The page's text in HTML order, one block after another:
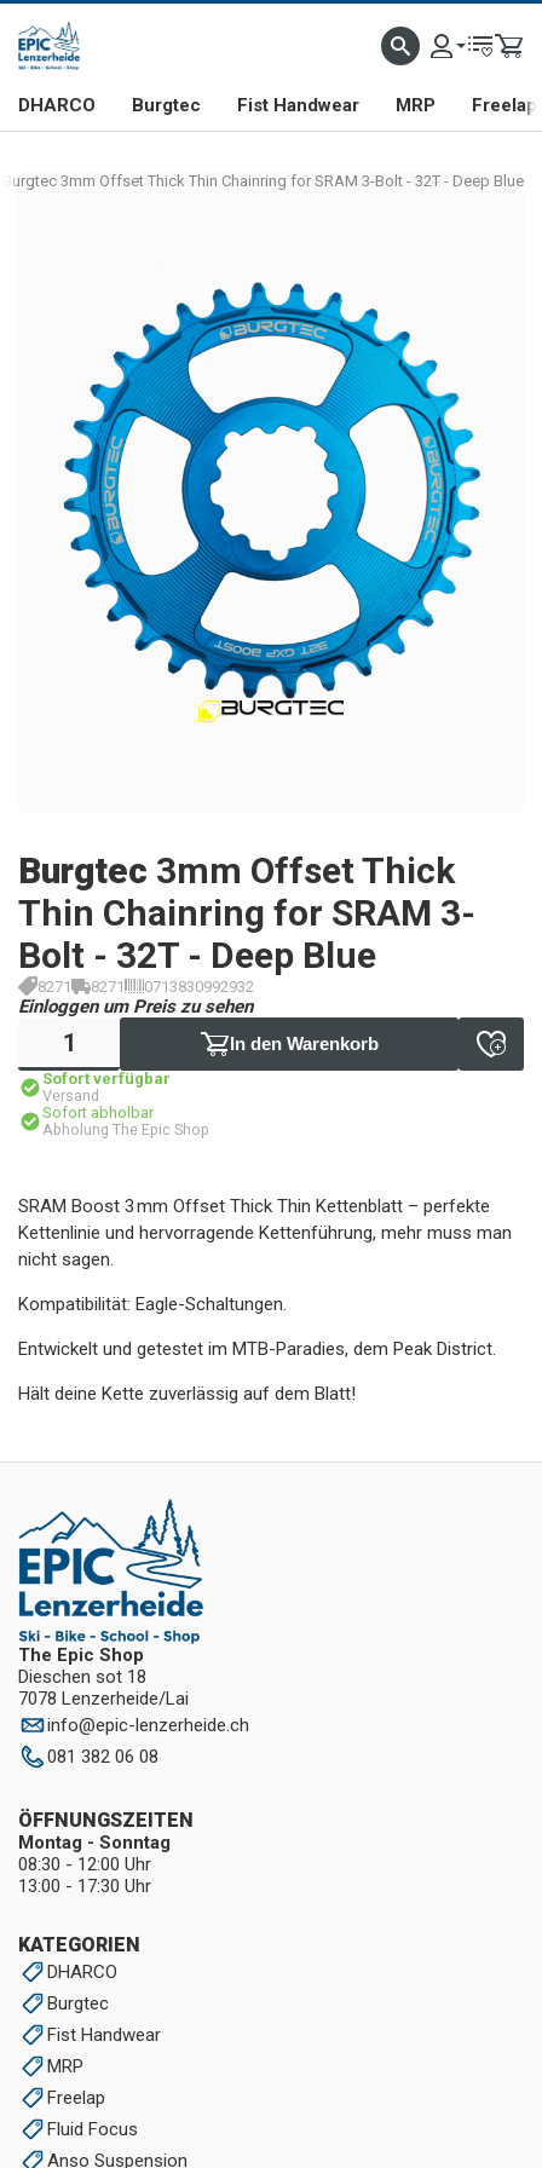
DHARCO Burgtec Fist Handwear MRP Freelap
Burgtec 3mm Offset Thick Thin Chainring for SRAM 3-Bolt - 32T - Deep Blue
Burgtec 3mm Offset Thick
Thin Chainring for SRAM 3-
Bolt - 32T - Deep Blue
8271 8271 0713830992932
Einloggen um Preis zu sehen
In den Warenkorb
Sofort verfügbar
Versand
Sofort abholbar
Abholung The Epic Shop
SRAM Boost 3 mm Offset Thick Thin Kettenblatt – perfekte
Kettenlinie und hervorragende Kettenführung, mehr muss man
nicht sagen.
Kompatibilität: Eagle-Schaltungen.
Entwickelt und getestet im MTB-Paradies, dem Peak District.
Hält deine Kette zuverlässig auf dem Blatt!
The Epic Shop
Dieschen sot 18
7078 Lenzerheide/Lai
info@epic-lenzerheide.ch
081 382 06 08
KATEGORIEN
DHARCO
Burgtec
Fist Handwear
MRP
Freelap
Fluid Focus
Anso Suspension
ÖFFNUNGSZEITEN
Montag - Sonntag
08:30 - 12:00 Uhr
13:00 - 17:30 Uhr